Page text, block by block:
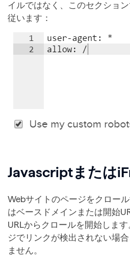
イルではなく、このセクショ
従います：
Javascriptまたは
Webサイトのページをクロー
はベースドメインまたは開始
URLからクロールを開始しま
ジでリンクが検出されない場
ません。